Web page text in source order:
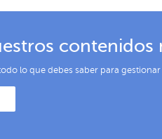
contenidos
lo que debes saber para